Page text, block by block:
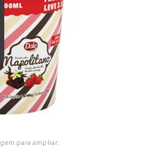
para ampliar.